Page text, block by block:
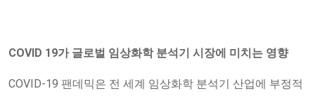
COVID 19가 글로벌 임상화학 분석기 시장에 미치는 영향
COVID-19 팬데믹은 전 세계 임상화학 분석기 산업에 부정적